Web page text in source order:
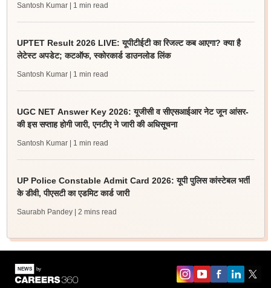
Santosh Kumar | 1 min read
UPTET Result 2026 LIVE: यूपीटीईटी का रिजल्ट कब आएगा? क्या है
लेटेस्ट अपडेट; कटऑफ, स्कोरकार्ड डाउनलोड लिंक
Santosh Kumar | 1 min read
UGC NET Answer Key 2026: यूजीसी व सीएसआईआर नेट जून आंसर-
की इस सप्ताह होगी जारी, एनटीए ने जारी की अधिसूचना
Santosh Kumar | 1 min read
UP Police Constable Admit Card 2026: यूपी पुलिस कांस्टेबल भर्ती
के डीवी, पीएसटी का एडमिट कार्ड जारी
Saurabh Pandey | 2 mins read